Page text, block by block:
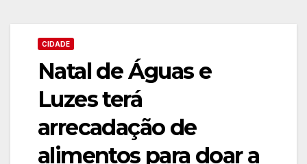
CIDADE
Natal de Águas e
Luzes terá
arrecadação de
alimentos para doar a